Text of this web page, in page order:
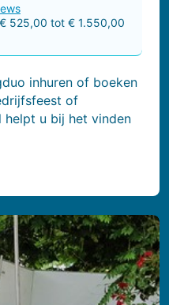
525,00 tot € 1.550,00
inhuren of boeken
of
helpt u bij het vinden